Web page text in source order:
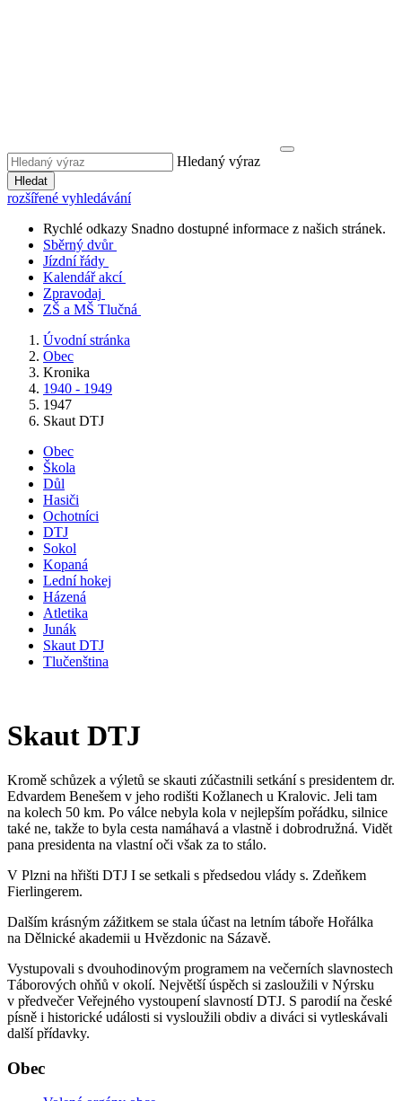
Hledaný výraz
Hledat
rozšířené vyhledávání
Rychlé odkazy Snadno dostupné informace z našich stránek.
Sběrný dvůr
Jízdní řády
Kalendář akcí
Zpravodaj
ZŠ a MŠ Tlučná
Úvodní stránka
Obec
Kronika
1940 - 1949
1947
Skaut DTJ
Obec
Škola
Důl
Hasiči
Ochotníci
DTJ
Sokol
Kopaná
Lední hokej
Házená
Atletika
Junák
Skaut DTJ
Tlučenština
Skaut DTJ
Kromě schůzek a výletů se skauti zúčastnili setkání s presidentem dr.
Edvardem Benešem v jeho rodišti Kožlanech u Kralovic. Jeli tam
na kolech 50 km. Po válce nebyla kola v nejlepším pořádku, silnice
také ne, takže to byla cesta namáhavá a vlastně i dobrodružná. Vidět
pana presidenta na vlastní oči však za to stálo.
V Plzni na hřišti DTJ I se setkali s předsedou vlády s. Zdeňkem
Fierlingerem.
Dalším krásným zážitkem se stala účast na letním táboře Hořálka
na Dělnické akademii u Hvězdonic na Sázavě.
Vystupovali s dvouhodinovým programem na večerních slavnostech
Táborových ohňů v okolí. Největší úspěch si zasloužili v Nýrsku
v předvečer Veřejného vystoupení slavností DTJ. S parodií na české
písně i historické události si vysloužili obdiv a diváci si vytleskávali
další přídavky.
Obec